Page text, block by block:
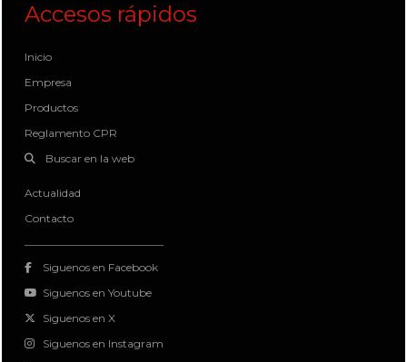
Accesos rápidos
Inicio
Empresa
Productos
Reglamento CPR
Buscar en la web
Actualidad
Contacto
Siguenos en Facebook
Siguenos en Youtube
Siguenos en X
Siguenos en Instagram